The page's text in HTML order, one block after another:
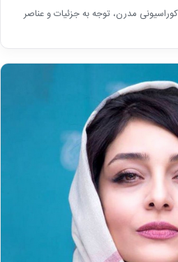
مدرن، توجه به جزئیات و عناصر